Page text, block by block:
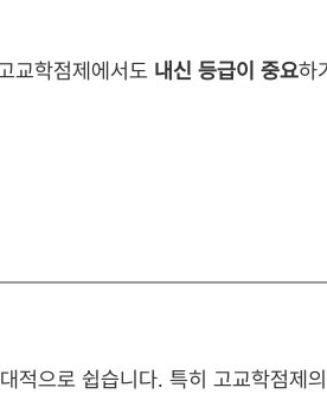
교학점제에서도 내신 등급이 중요하
적으로 쉽습니다. 특히 고교학점제